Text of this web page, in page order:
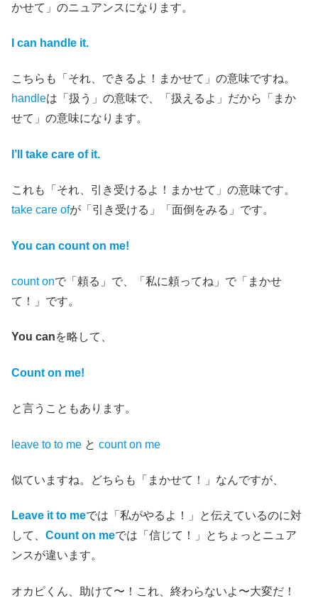
かせて」のニュアンスになります。
I can handle it.
こちらも「それ、できるよ！まかせて」の意味ですね。
handleは「扱う」の意味で、「扱えるよ」だから「まか
せて」の意味になります。
I’ll take care of it.
これも「それ、引き受けるよ！まかせて」の意味です。
take care ofが「引き受ける」「面倒をみる」です。
You can count on me!
count onで「頼る」で、「私に頼ってね」で「まかせ
て！」です。
You canを略して、
Count on me!
と言うこともあります。
leave to to me と count on me
似ていますね。どちらも「まかせて！」なんですが、
Leave it to meでは「私がやるよ！」と伝えているのに対
して、 Count on meでは「信じて！」とちょっとニュア
ンスが違います。
オカピくん、助けて〜！これ、終わらないよ〜大変だ！